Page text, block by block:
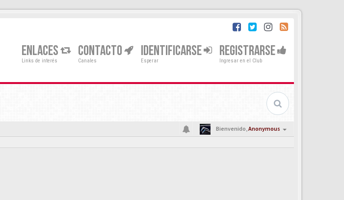
ENLACES
Links de interés
CONTACTO
Canales
IDENTIFICARSE
Esperar
REGISTRARSE
Ingresar en el Club
Bienvenido,Anonymous